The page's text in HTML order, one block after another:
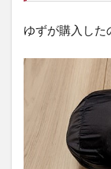
ゆずが購入した